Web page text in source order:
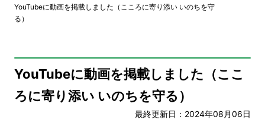
YouTubeに動画を掲載しました（こころに寄り添い いのちを守
る）
YouTubeに動画を掲載しました（ここ
ろに寄り添い いのちを守る）
最終更新日：2024年08月06日